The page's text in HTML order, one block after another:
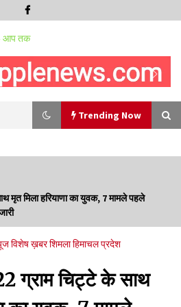
Trending Now
बोल-वाणी सुधारें, हिमाचली संस्कृति के अनुरूप करें भाषा का
धर्माणी
2026
मृत मिला हरियाणा का युवक, 7 मामले पहले
विशेष ख़बरशिमलाहिमाचल प्रदेश
ग्राम चिट्टे के साथ